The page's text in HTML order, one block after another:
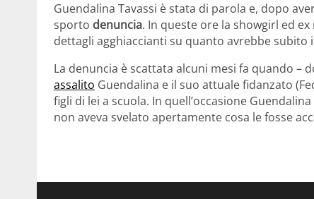
Guendalina Tavassi è stata di parola e, dopo
sporto denuncia. In queste ore la showgirl ed
dettagli agghiaccianti su quanto avrebbe subito
La denuncia è scattata alcuni mesi fa quando –
assalito Guendalina e il suo attuale fidanzato
figli di lei a scuola. In quell’occasione
non aveva svelato apertamente cosa le fosse